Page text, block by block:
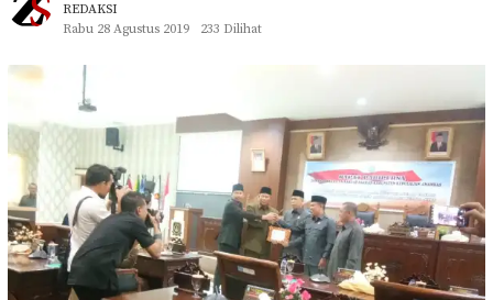
REDAKSI
Rabu 28 Agustus 2019
233 Dilihat